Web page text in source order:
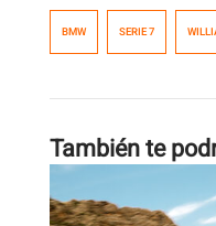
BMW SERIE 7
También te